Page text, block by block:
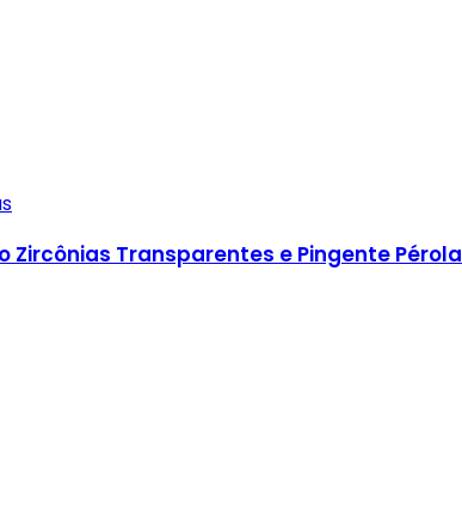
Zircônias Transparentes e Pingente Pérola